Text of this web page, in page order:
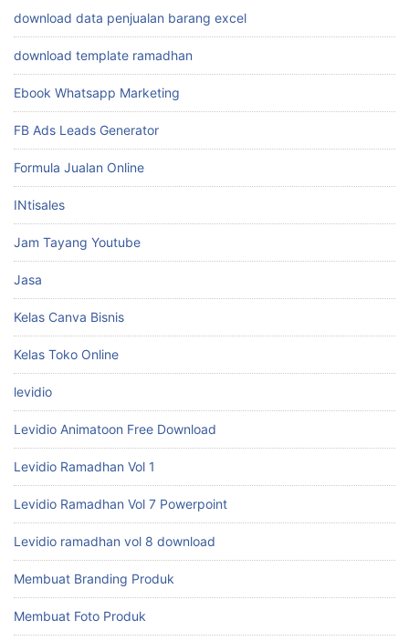
download data penjualan barang excel
download template ramadhan
Ebook Whatsapp Marketing
FB Ads Leads Generator
Formula Jualan Online
INtisales
Jam Tayang Youtube
Jasa
Kelas Canva Bisnis
Kelas Toko Online
levidio
Levidio Animatoon Free Download
Levidio Ramadhan Vol 1
Levidio Ramadhan Vol 7 Powerpoint
Levidio ramadhan vol 8 download
Membuat Branding Produk
Membuat Foto Produk